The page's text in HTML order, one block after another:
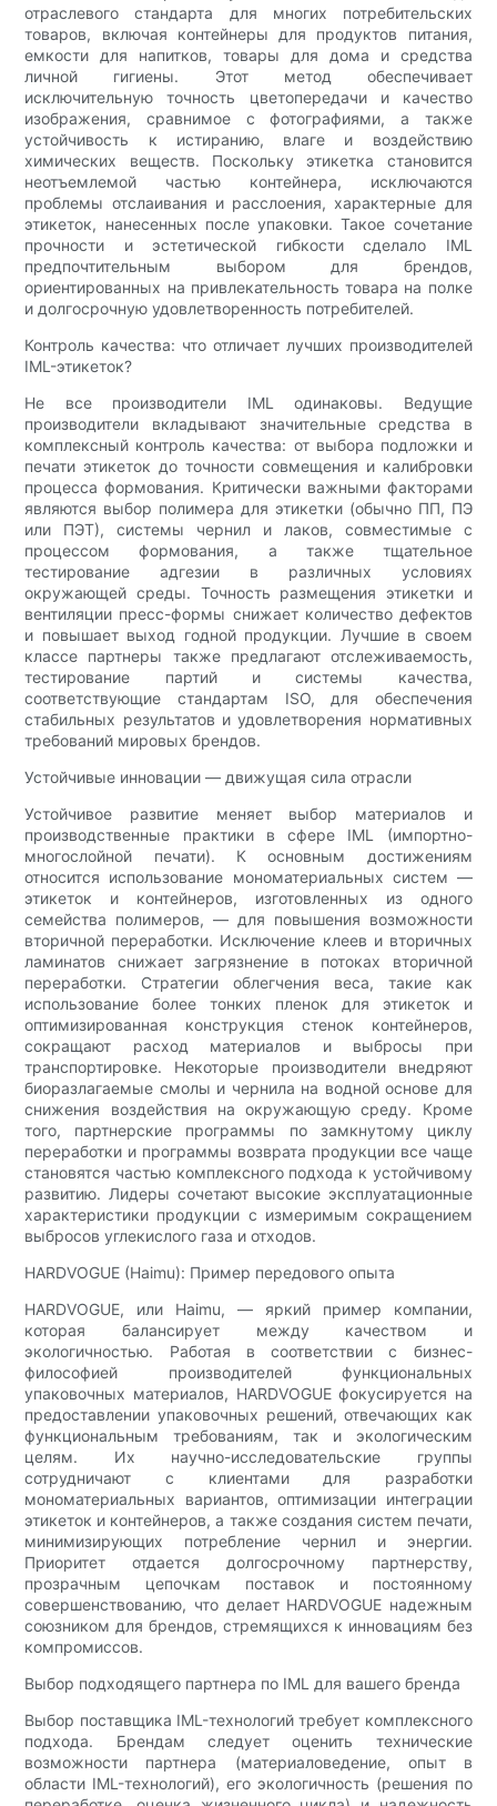
отраслевого стандарта для многих потребительских
товаров, включая контейнеры для продуктов питания,
емкости для напитков, товары для дома и средства
личной гигиены. Этот метод обеспечивает
исключительную точность цветопередачи и качество
изображения, сравнимое с фотографиями, а также
устойчивость к истиранию, влаге и воздействию
химических веществ. Поскольку этикетка становится
неотъемлемой частью контейнера, исключаются
проблемы отслаивания и расслоения, характерные для
этикеток, нанесенных после упаковки. Такое сочетание
прочности и эстетической гибкости сделало IML
предпочтительным выбором для брендов,
ориентированных на привлекательность товара на полке
и долгосрочную удовлетворенность потребителей.
Контроль качества: что отличает лучших производителей
IML-этикеток?
Не все производители IML одинаковы. Ведущие
производители вкладывают значительные средства в
комплексный контроль качества: от выбора подложки и
печати этикеток до точности совмещения и калибровки
процесса формования. Критически важными факторами
являются выбор полимера для этикетки (обычно ПП, ПЭ
или ПЭТ), системы чернил и лаков, совместимые с
процессом формования, а также тщательное
тестирование адгезии в различных условиях
окружающей среды. Точность размещения этикетки и
вентиляции пресс-формы снижает количество дефектов
и повышает выход годной продукции. Лучшие в своем
классе партнеры также предлагают отслеживаемость,
тестирование партий и системы качества,
соответствующие стандартам ISO, для обеспечения
стабильных результатов и удовлетворения нормативных
требований мировых брендов.
Устойчивые инновации — движущая сила отрасли
Устойчивое развитие меняет выбор материалов и
производственные практики в сфере IML (импортно-
многослойной печати). К основным достижениям
относится использование мономатериальных систем —
этикеток и контейнеров, изготовленных из одного
семейства полимеров, — для повышения возможности
вторичной переработки. Исключение клеев и вторичных
ламинатов снижает загрязнение в потоках вторичной
переработки. Стратегии облегчения веса, такие как
использование более тонких пленок для этикеток и
оптимизированная конструкция стенок контейнеров,
сокращают расход материалов и выбросы при
транспортировке. Некоторые производители внедряют
биоразлагаемые смолы и чернила на водной основе для
снижения воздействия на окружающую среду. Кроме
того, партнерские программы по замкнутому циклу
переработки и программы возврата продукции все чаще
становятся частью комплексного подхода к устойчивому
развитию. Лидеры сочетают высокие эксплуатационные
характеристики продукции с измеримым сокращением
выбросов углекислого газа и отходов.
HARDVOGUE (Haimu): Пример передового опыта
HARDVOGUE, или Haimu, — яркий пример компании,
которая балансирует между качеством и
экологичностью. Работая в соответствии с бизнес-
философией производителей функциональных
упаковочных материалов, HARDVOGUE фокусируется на
предоставлении упаковочных решений, отвечающих как
функциональным требованиям, так и экологическим
целям. Их научно-исследовательские группы
сотрудничают с клиентами для разработки
мономатериальных вариантов, оптимизации интеграции
этикеток и контейнеров, а также создания систем печати,
минимизирующих потребление чернил и энергии.
Приоритет отдается долгосрочному партнерству,
прозрачным цепочкам поставок и постоянному
совершенствованию, что делает HARDVOGUE надежным
союзником для брендов, стремящихся к инновациям без
компромиссов.
Выбор подходящего партнера по IML для вашего бренда
Выбор поставщика IML-технологий требует комплексного
подхода. Брендам следует оценить технические
возможности партнера (материаловедение, опыт в
области IML-технологий), его экологичность (решения по